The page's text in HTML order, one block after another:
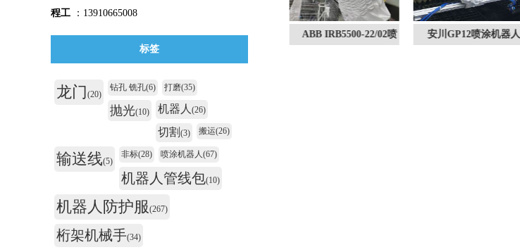
示教器防护套汇总 机器人管线包汇总
ABB IRB5500-22/02喷
安川GP12喷涂机器人
程工 ：13910665008
标签
龙门(20)
钻孔 铣孔(6) 打磨(35)
抛光(10) 机器人 (26)
切割 (3) 搬运(26)
输送线(5)
非标(28) 喷涂机器人(67)
机器人管线包(10)
机器人防护服(267)
桁架机械手(34)